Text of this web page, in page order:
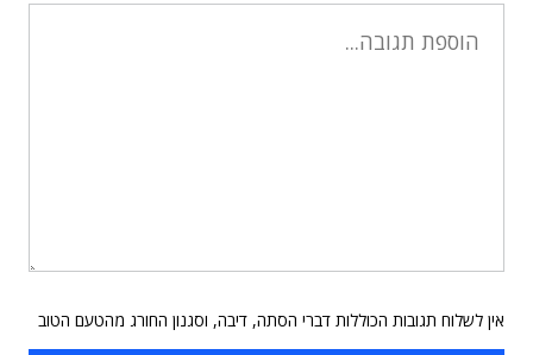
אין לשלוח תגובות הכוללות דברי הסתה, דיבה, וסגנון החורג מהטעם הטוב